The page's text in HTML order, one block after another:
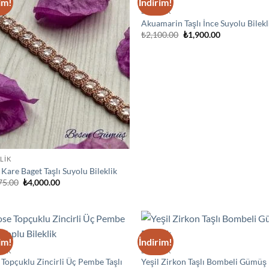
Add to
wishlist
Kare Baget Taşlı Suyolu Bileklik
Orijinal
fiyat:
₺4,000.00Şu
BİLEKLİK
Akuamarin Taşlı İnce Suyolu
₺2,100.00 Orijinal
fiyat:
₺1,900.00Şu
Topçuklu Zincirli Üç Pembe Taşlı
İndirim!
BİLEKLİK
Yeşil Zirkon Taşlı Bombeli Gümüş